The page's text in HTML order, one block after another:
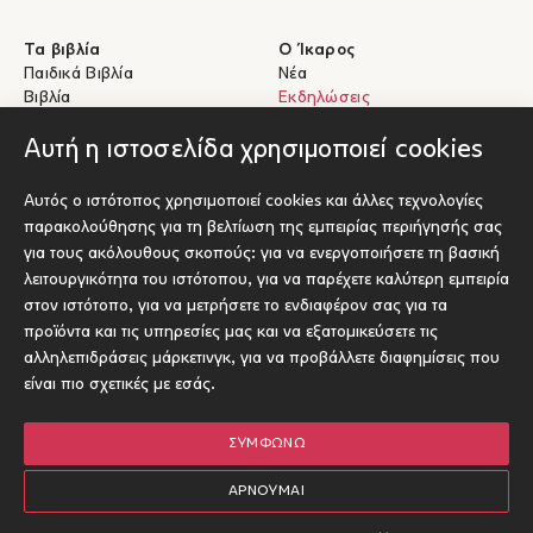
Αυτή η ιστοσελίδα χρησιμοποιεί cookies
Αυτός ο ιστότοπος χρησιμοποιεί cookies και άλλες τεχνολογίες
παρακολούθησης για τη βελτίωση της εμπειρίας περιήγησής σας
για τους ακόλουθους σκοπούς: για να ενεργοποιήσετε τη βασική
λειτουργικότητα του ιστότοπου, για να παρέχετε καλύτερη εμπειρία
στον ιστότοπο, για να μετρήσετε το ενδιαφέρον σας για τα
προϊόντα και τις υπηρεσίες μας και να εξατομικεύσετε τις
αλληλεπιδράσεις μάρκετινγκ, για να προβάλλετε διαφημίσεις που
είναι πιο σχετικές με εσάς.
ΣΥΜΦΩΝΏ
ΑΡΝΟΎΜΑΙ
Τα βιβλία
Παιδικά Βιβλία
Βιβλία
Ο Ίκαρος
Νέα
Εκδηλώσεις
Βοήθεια
Αποστολές & Επιστροφές
Πληρωμές & Ασφάλεια
Σχετικά με τα eBooks
Επικοινωνία
Για Συγγραφείς
Υποβολή έργου προς έκδοση
Socials
Πολιτική Cookies